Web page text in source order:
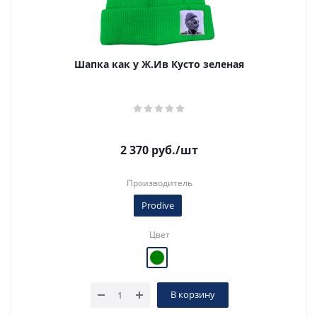
Шапка как у Ж.Ив Кусто зеленая
2 370 руб./шт
Производитель
Prodive
Цвет
В корзину